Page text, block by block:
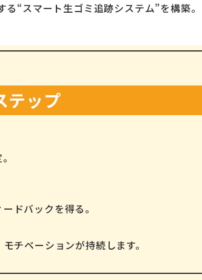
る“スマート生ゴミ追跡システム”を構築。
テップ
ドバックを得る。
チベーションが持続します。